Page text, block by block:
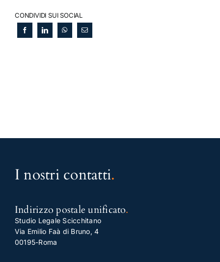
CONDIVIDI SUI SOCIAL
I nostri contatti.
Indirizzo postale unificato.
Studio Legale Scicchitano
Via Emilio Faà di Bruno, 4
00195-Roma